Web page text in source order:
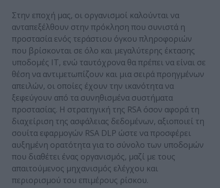
Στην εποχή μας, οι οργανισμοί καλούνται να
ανταπεξέλθουν στην πρόκληση που συνιστά η
προστασία ενός τεράστιου όγκου πληροφοριών
που βρίσκονται σε όλο και μεγαλύτερης έκτασης
υποδομές ΙΤ, ενώ ταυτόχρονα θα πρέπει να είναι σε
θέση να αντιμετωπίζουν και μια σειρά προηγμένων
απειλών, οι οποίες έχουν την ικανότητα να
ξεφεύγουν από τα συνηθισμένα συστήματα
προστασίας. Η στρατηγική της RSA όσον αφορά τη
διαχείριση της ασφάλειας δεδομένων, αξιοποιεί τη
σουίτα εφαρμογών RSA DLP ώστε να προσφέρει
αυξημένη ορατότητα για το σύνολο των υποδομών
που διαθέτει ένας οργανισμός, μαζί με τους
απαιτούμενος μηχανισμός ελέγχου και
περιορισμού του επιμέρους ρίσκου.